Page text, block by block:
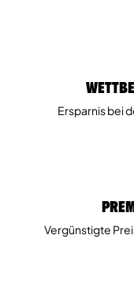
Ersparnis bei
Vergünstigte